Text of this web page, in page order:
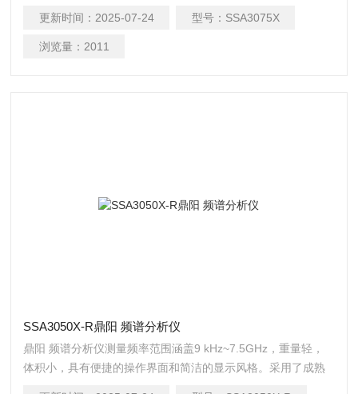
放大器，显示平均噪声电平（DANL ）可达-161 dBm/Hz（典型
值），具备出色的微小信号测量能力。
更新时间： 2025-07-24 型号： SSA3075X
浏览量： 2011
SSA3050X-R鼎阳 频谱分析仪
鼎阳 频谱分析仪测量频率范围涵盖9 kHz~7.5GHz，重量轻，
体积小，具有便捷的操作界面和简洁的显示风格。采用了成熟